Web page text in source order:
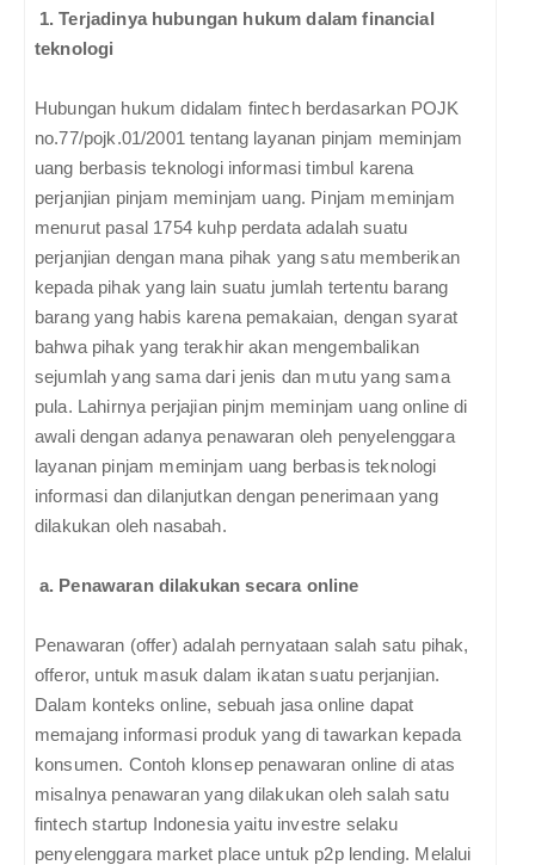
1. Terjadinya hubungan hukum dalam financial
teknologi
Hubungan hukum didalam fintech berdasarkan POJK
no.77/pojk.01/2001 tentang layanan pinjam meminjam
uang berbasis teknologi informasi timbul karena
perjanjian pinjam meminjam uang. Pinjam meminjam
menurut pasal 1754 kuhp perdata adalah suatu
perjanjian dengan mana pihak yang satu memberikan
kepada pihak yang lain suatu jumlah tertentu barang
barang yang habis karena pemakaian, dengan syarat
bahwa pihak yang terakhir akan mengembalikan
sejumlah yang sama dari jenis dan mutu yang sama
pula. Lahirnya perjajian pinjm meminjam uang online di
awali dengan adanya penawaran oleh penyelenggara
layanan pinjam meminjam uang berbasis teknologi
informasi dan dilanjutkan dengan penerimaan yang
dilakukan oleh nasabah.
a. Penawaran dilakukan secara online
Penawaran (offer) adalah pernyataan salah satu pihak,
offeror, untuk masuk dalam ikatan suatu perjanjian.
Dalam konteks online, sebuah jasa online dapat
memajang informasi produk yang di tawarkan kepada
konsumen. Contoh klonsep penawaran online di atas
misalnya penawaran yang dilakukan oleh salah satu
fintech startup Indonesia yaitu investre selaku
penyelenggara market place untuk p2p lending. Melalui